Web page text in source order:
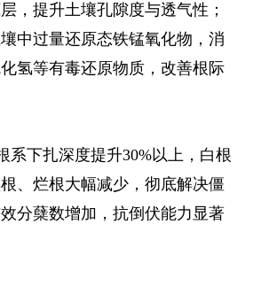
，提升土壤孔隙度与透气性；
中过量还原态铁锰氧化物，消
氢等有毒还原物质，改善根际
系下扎深度提升30%以上，白根
、烂根大幅减少，彻底解决僵
分蘖数增加，抗倒伏能力显著